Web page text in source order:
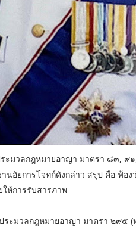
ระมวลกฎหมายอาญา มาตรา ๘๓,
อัยการโจทก์ดังกล่าว สรุป คือ ฟ้อง
ห้การรับสารภาพ
ะมวลกฎหมายอาญา มาตรา ๒๙๕